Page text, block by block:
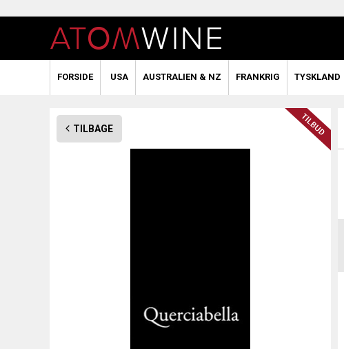
FORSIDE USA AUSTRALIEN & NZ FRANKRIG TYSKLAND
TILBAGE